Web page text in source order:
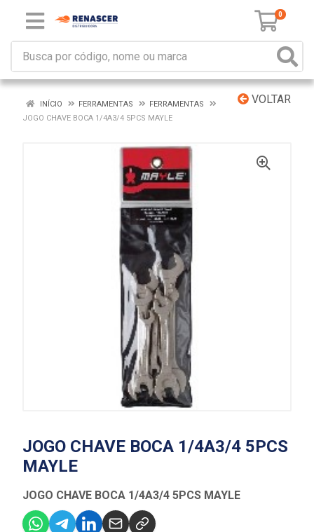
0
VOLTAR
INÍCIO FERRAMENTAS
FERRAMENTAS
JOGO CHAVE BOCA 1/4A3/4 5PCS MAYLE
JOGO CHAVE BOCA 1/4A3/4 5PCS
MAYLE
JOGO CHAVE BOCA 1/4A3/4 5PCS MAYLE